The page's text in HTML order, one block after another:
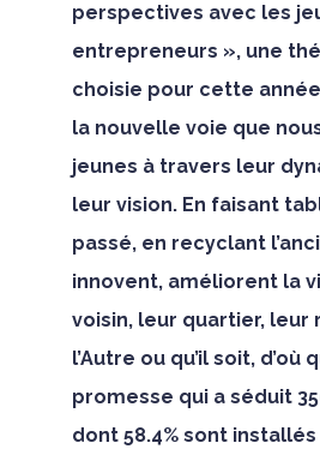
perspectives avec les
entrepreneurs », une
choisie pour cette
la nouvelle voie que
jeunes à travers leur
leur vision. En faisant
passé, en recyclant
innovent, améliorent la
voisin, leur quartier, leur
l’Autre ou qu’il soit, d’où
promesse qui a séduit
dont 58.4% sont